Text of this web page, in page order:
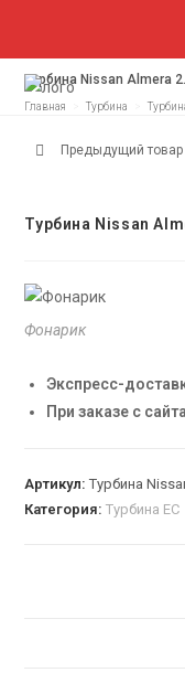
Турбина Nissan Almera
Главная Турбина
Предыдущий товар
Турбина Nissan
Фонарик
Экспресс-
При заказе с
Артикул:Турбина
Категория:Турбина EC